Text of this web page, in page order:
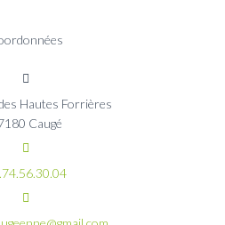
Hautes Forrières
Caugé